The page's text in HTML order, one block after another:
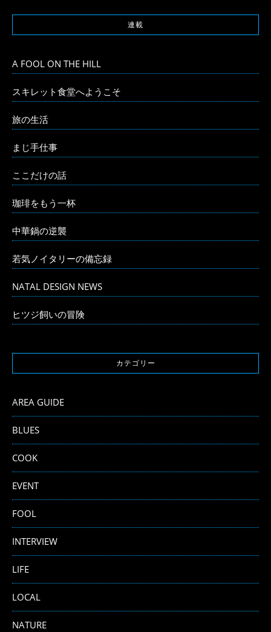
連載
A FOOL ON THE HILL
スキレット食堂へようこそ
旅の生活
まじ手仕事
ここだけの話
珈琲をもう一杯
中華鍋の逆襲
若気ノイタリーの備忘録
NATAL DESIGN NEWS
ヒツジ飼いの冒険
カテゴリー
AREA GUIDE
BLUES
COOK
EVENT
FOOL
INTERVIEW
LIFE
LOCAL
NATURE